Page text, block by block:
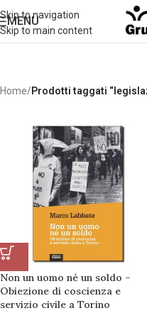
Skip to navigation
Skip to main content
MENU
Home/Prodotti taggati
Non un uomo né un soldo –
Obiezione di coscienza e
servizio civile a Torino